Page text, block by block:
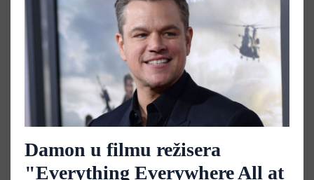
Damon u filmu režisera
"Everything Everywhere All at